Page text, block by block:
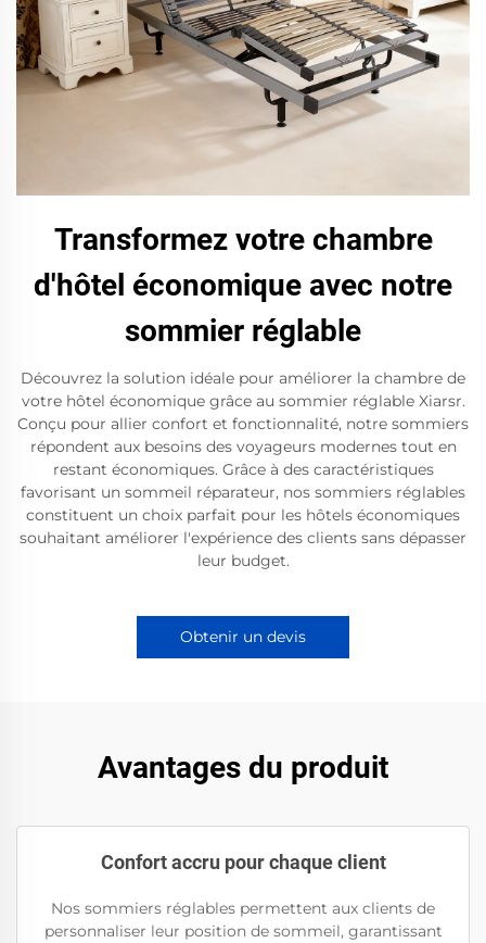
Transformez votre chambre
d'hôtel économique avec notre
sommier réglable
Découvrez la solution idéale pour améliorer la chambre de
votre hôtel économique grâce au sommier réglable Xiarsr.
Conçu pour allier confort et fonctionnalité, notre sommiers
répondent aux besoins des voyageurs modernes tout en
restant économiques. Grâce à des caractéristiques
favorisant un sommeil réparateur, nos sommiers réglables
constituent un choix parfait pour les hôtels économiques
souhaitant améliorer l'expérience des clients sans dépasser
leur budget.
Obtenir un devis
Avantages du produit
Confort accru pour chaque client
Nos sommiers réglables permettent aux clients de
personnaliser leur position de sommeil, garantissant